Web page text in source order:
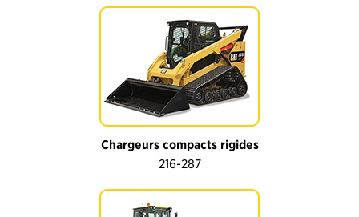
Chargeurs compacts rigides
216-287